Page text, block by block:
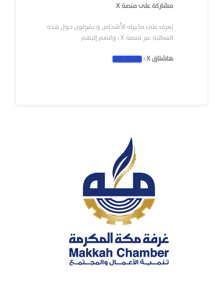
مشاركة على منصة X
تعرف على ما يراه الأشخاص و يقولون حول هذه
الفعالية عبر منصة X ، وانضم إليهم
هاشتاق X :
#غرفة_مكة